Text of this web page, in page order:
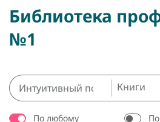
Библиотека
№1
Книги
По любому